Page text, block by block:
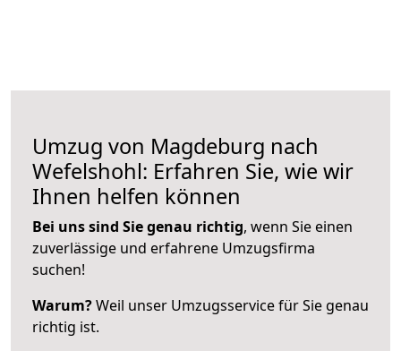
Umzug von Magdeburg nach
Wefelshohl: Erfahren Sie, wie wir
Ihnen helfen können
Bei uns sind Sie genau richtig, wenn Sie einen
zuverlässige und erfahrene Umzugsfirma
suchen!
Warum?Weil unser Umzugsservice für Sie genau
richtig ist.